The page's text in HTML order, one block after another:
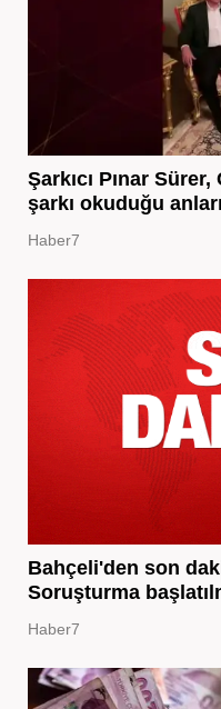
Şarkıcı Pınar
şarkı okuduğu
Haber7
Bahçeli'den son
Soruşturma
Haber7